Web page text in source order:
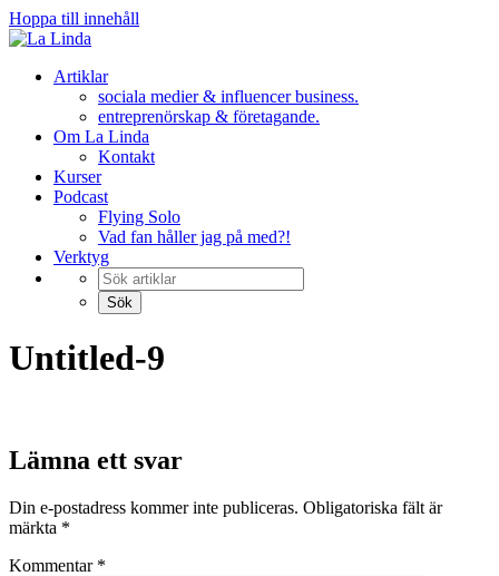
Hoppa till innehåll
Artiklar
sociala medier & influencer business.
entreprenörskap & företagande.
Om La Linda
Kontakt
Kurser
Podcast
Flying Solo
Vad fan håller jag på med?!
Verktyg
Untitled-9
Lämna ett svar
Din e-postadress kommer inte publiceras. Obligatoriska fält är
märkta *
Kommentar *